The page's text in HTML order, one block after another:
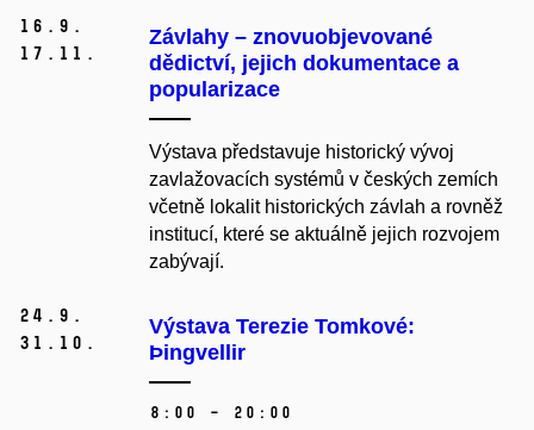
16. 9.
17. 11.
Závlahy – znovuobjevované
dědictví, jejich dokumentace a
popularizace
Výstava představuje historický vývoj
zavlažovacích systémů v českých zemích
včetně lokalit historických závlah a rovněž
institucí, které se aktuálně jejich rozvojem
zabývají.
24. 9.
31. 10.
Výstava Terezie Tomkové:
Þingvellir
8:00 – 20:00